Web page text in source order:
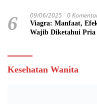
6 09/06/2025 0
Viagra: Manfaat,
Wajib Diketahui Pria
Kesehatan Wanita